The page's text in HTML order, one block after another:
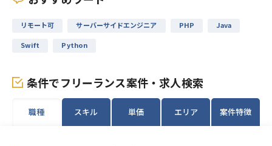
リモート可 サーバーサイドエンジニア PHP Java
Swift Python
条件でフリーランス案件・求人検索
職種 スキル 単価 エリア 案件特徴